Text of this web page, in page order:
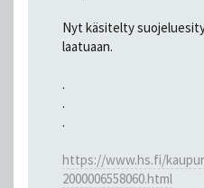
Nyt käsitelty
laatuaan.
.
.
.
https://www.hs.fi/
2000006558060.html